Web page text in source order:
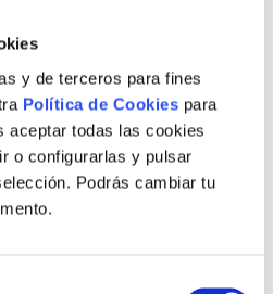
y de terceros para fines
Política de Cookies para
aceptar todas las cookies
o configurarlas y pulsar
Podrás cambiar tu
y te elevas a ti. Con
de mujeres que
tus socias y tus